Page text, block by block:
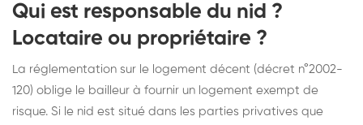
Qui est responsable du nid ?
Locataire ou propriétaire ?
La réglementation sur le logement décent (décret n°2002-
120) oblige le bailleur à fournir un logement exempt de
risque. Si le nid est situé dans les parties privatives que